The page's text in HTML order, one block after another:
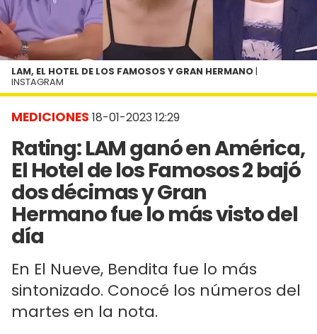
MEDICIONES 18-01-2023 12:29
Rating: LAM ganó en América,
El Hotel de los Famosos 2 bajó
dos décimas y Gran
Hermano fue lo más visto del
día
En El Nueve, Bendita fue lo más
sintonizado. Conocé los números del
martes en la nota.
LAM, EL HOTEL DE LOS FAMOSOS Y GRAN HERMANO |
INSTAGRAM